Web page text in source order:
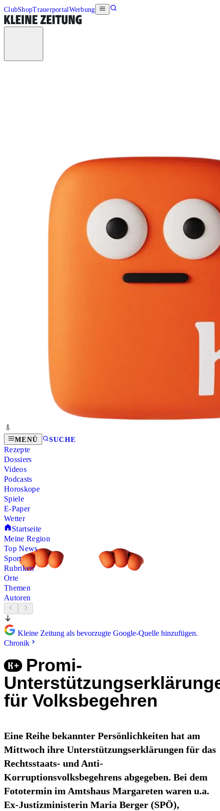
ClubShopTrauerportalWerbung
MENÜ SUCHE
Rezepte
Dossiers
Videos
Podcasts
Horoskope
Spiele
E-Paper
Wetter
Startseite
Meine Region
Top News
Sport
Rubriken
Orte
Themen
Autoren
Kleine Zeitung als bevorzugte Google-Quelle hinzufügen.
Chronik
Promi-
für Volksbegehren
Eine Reihe bekannter Persönlichkeiten hat am
Mittwoch ihre Unterstützungserklärungen für das
Rechtsstaats- und Anti-
Korruptionsvolksbegehrens abgegeben. Bei dem
Fototermin im Amtshaus Margareten waren u.a.
Ex-Justizministerin Maria Berger (SPÖ),